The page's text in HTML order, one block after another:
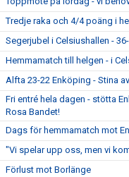
Tredje raka och 4/4 poäng i
Segerjubel i Celsiushallen -
Hemmamatch till helgen - i
Alfta 23-22 Enköping - Stina
Fri entré hela dagen - stötta
Rosa Bandet!
Dags för hemmamatch mot
"Vi spelar upp oss, men vi
Förlust mot Borlänge